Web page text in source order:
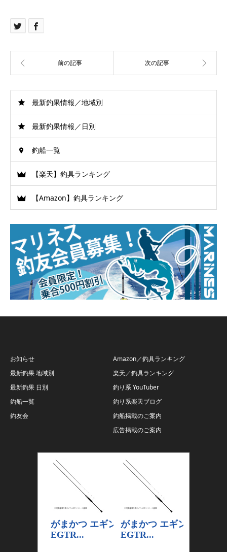
最新釣果情報／地域別
最新釣果情報／日別
釣船一覧
【楽天】釣具ランキング
【Amazon】釣具ランキング
お知らせ
最新釣果 地域別
最新釣果 日別
釣船一覧
釣友会
Amazon／釣具ランキング
楽天／釣具ランキング
釣り系 YouTuber
釣り系楽天ブログ
釣船掲載のご案内
広告掲載のご案内